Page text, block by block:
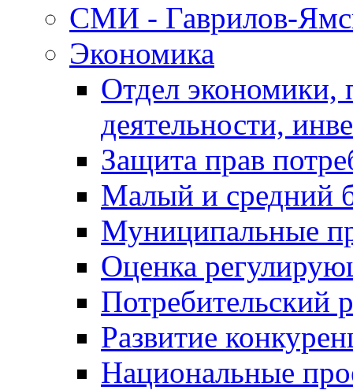
СМИ - Гаврилов-
Экономика
Отдел экономики,
деятельности,
Защита прав
Малый и средний
Муниципальные
Оценка
Потребительский
Развитие
Национальные